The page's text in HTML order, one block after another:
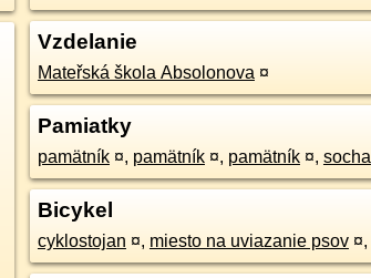
Vzdelanie
Mateřská škola Absolonova ¤
Pamiatky
pamätník ¤, pamätník ¤, pamätník ¤, socha
Bicykel
cyklostojan ¤, miesto na uviazanie psov ¤,